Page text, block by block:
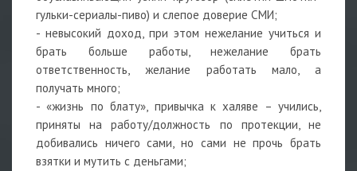
гульки-сериалы-пиво) и слепое доверие СМИ;
- невысокий доход, при этом нежелание учиться и
брать больше работы, нежелание брать
ответственность, желание работать мало, а
получать много;
- «жизнь по блату», привычка к халяве – учились,
приняты на работу/должность по протекции, не
добивались ничего сами, но сами не прочь брать
взятки и мутить с деньгами;